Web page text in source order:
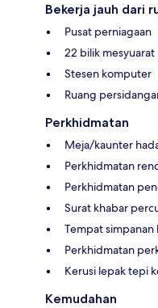
Bekerja jauh dari
Pusat perniagaan
22 bilik mesyuarat
Stesen komputer
Ruang
Perkhidmatan
Meja/kaunter
Perkhidmatan
Perkhidmatan
Surat khabar
Tempat simpanan
Perkhidmatan
Kerusi lepak tepi
Kemudahan